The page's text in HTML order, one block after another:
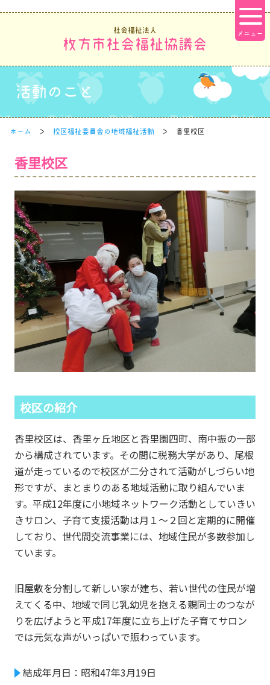
社会福祉法人
枚方市社会福祉協議会
活動のこと
ホーム 校区福祉委員会の地域福祉活動 香里校区
香里校区
校区の紹介
香里校区は、香里ヶ丘地区と香里園四町、南中振の一部
から構成されています。その間に税務大学があり、尾根
道が走っているので校区が二分されて活動がしづらい地
形ですが、まとまりのある地域活動に取り組んでいま
す。平成12年度に小地域ネットワーク活動としていきい
きサロン、子育て支援活動は月１～２回と定期的に開催
しており、世代間交流事業には、地域住民が多数参加し
ています。
旧屋敷を分割して新しい家が建ち、若い世代の住民が増
えてくる中、地域で同じ乳幼児を抱える親同士のつなが
りを広げようと平成17年度に立ち上げた子育てサロン
では元気な声がいっぱいで賑わっています。
結成年月日：昭和47年3月19日